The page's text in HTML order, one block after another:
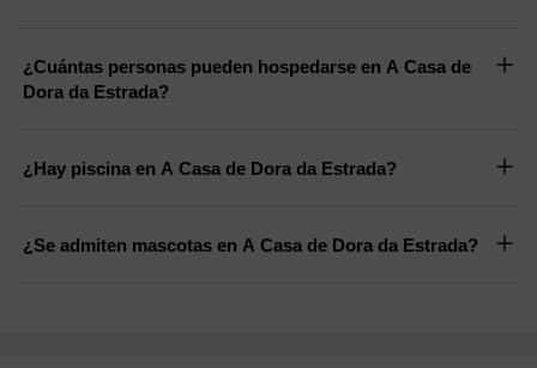
¿Cuántas personas pueden hospedarse en A Casa de
Dora da Estrada?
¿Hay piscina en A Casa de Dora da Estrada?
¿Se admiten mascotas en A Casa de Dora da Estrada?